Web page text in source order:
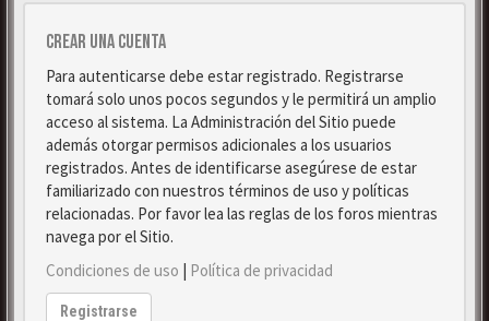
Crear una cuenta
Para autenticarse debe estar registrado. Registrarse
tomará solo unos pocos segundos y le permitirá un amplio
acceso al sistema. La Administración del Sitio puede
además otorgar permisos adicionales a los usuarios
registrados. Antes de identificarse asegúrese de estar
familiarizado con nuestros términos de uso y políticas
relacionadas. Por favor lea las reglas de los foros mientras
navega por el Sitio.
Condiciones de uso | Política de privacidad
Registrarse